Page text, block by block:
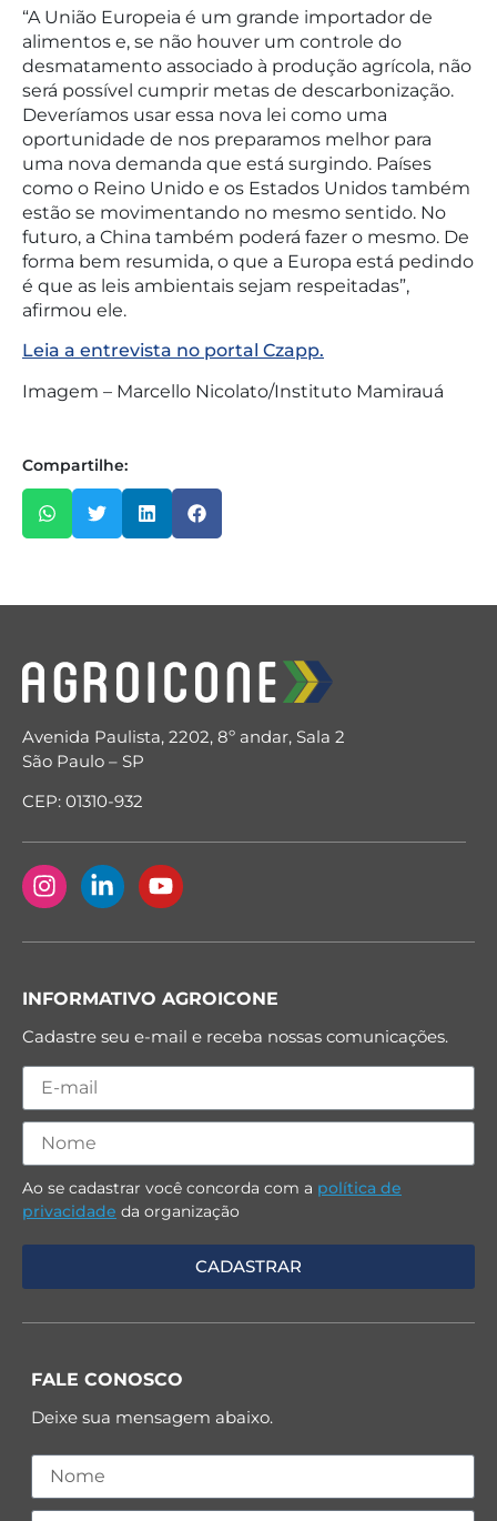
“A União Europeia é um grande importador de
alimentos e, se não houver um controle do
desmatamento associado à produção agrícola, não
será possível cumprir metas de descarbonização.
Deveríamos usar essa nova lei como uma
oportunidade de nos preparamos melhor para
uma nova demanda que está surgindo. Países
como o Reino Unido e os Estados Unidos também
estão se movimentando no mesmo sentido. No
futuro, a China também poderá fazer o mesmo. De
forma bem resumida, o que a Europa está pedindo
é que as leis ambientais sejam respeitadas”,
afirmou ele.
Leia a entrevista no portal Czapp.
Imagem – Marcello Nicolato/Instituto Mamirauá
Compartilhe:
Avenida Paulista, 2202, 8º andar, Sala 2
São Paulo – SP
CEP: 01310-932
INFORMATIVO AGROICONE
Cadastre seu e-mail e receba nossas comunicações.
Ao se cadastrar você concorda com a política de
privacidade da organização
FALE CONOSCO
Deixe sua mensagem abaixo.